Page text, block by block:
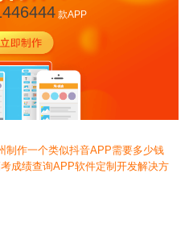
款APP
制作一个类似抖音APP需要多少钱
成绩查询APP软件定制开发解决方